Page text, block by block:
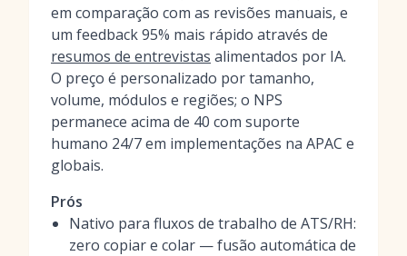
em comparação com as revisões manuais, e
um feedback 95% mais rápido através de
resumos de entrevistas alimentados por IA.
O preço é personalizado por tamanho,
volume, módulos e regiões; o NPS
permanece acima de 40 com suporte
humano 24/7 em implementações na APAC e
globais.
Prós
Nativo para fluxos de trabalho de ATS/RH:
zero copiar e colar — fusão automática de